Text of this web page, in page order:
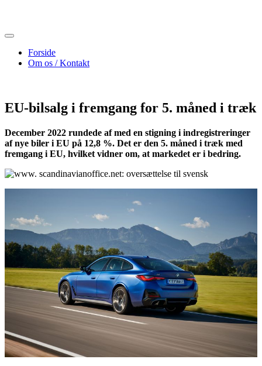
Forside
Om os / Kontakt
EU-bilsalg i fremgang for 5. måned i træk
December 2022 rundede af med en stigning i indregistreringer
af nye biler i EU på 12,8 %. Det er den 5. måned i træk med
fremgang i EU, hvilket vidner om, at markedet er i bedring.